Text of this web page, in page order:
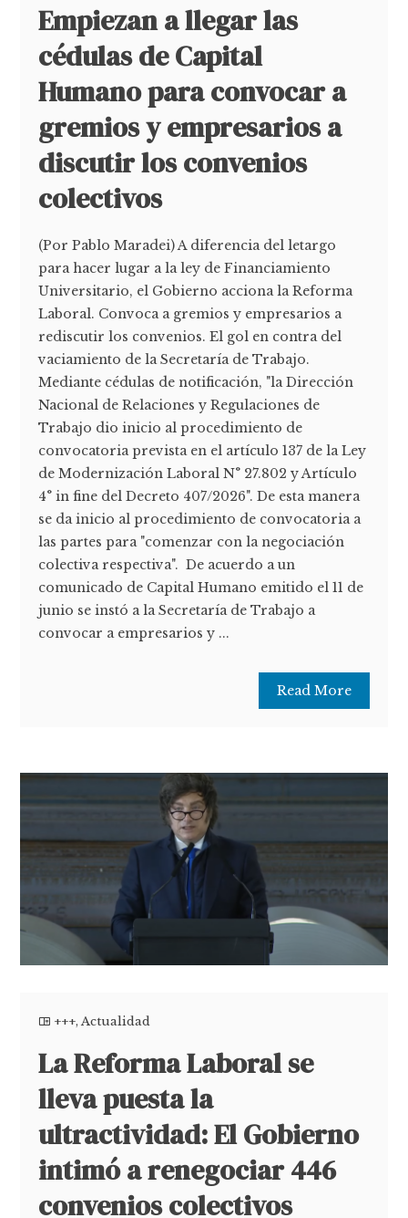
Empiezan a llegar las
cédulas de Capital
Humano para convocar a
gremios y empresarios a
discutir los convenios
colectivos
(Por Pablo Maradei) A diferencia del letargo
para hacer lugar a la ley de Financiamiento
Universitario, el Gobierno acciona la Reforma
Laboral. Convoca a gremios y empresarios a
rediscutir los convenios. El gol en contra del
vaciamiento de la Secretaría de Trabajo.
Mediante cédulas de notificación, "la Dirección
Nacional de Relaciones y Regulaciones de
Trabajo dio inicio al procedimiento de
convocatoria prevista en el artículo 137 de la Ley
de Modernización Laboral N° 27.802 y Artículo
4° in fine del Decreto 407/2026". De esta manera
se da inicio al procedimiento de convocatoria a
las partes para "comenzar con la negociación
colectiva respectiva". De acuerdo a un
comunicado de Capital Humano emitido el 11 de
junio se instó a la Secretaría de Trabajo a
convocar a empresarios y ...
Read More
+++,Actualidad
La Reforma Laboral se
lleva puesta la
ultractividad: El Gobierno
intimó a renegociar 446
convenios colectivos